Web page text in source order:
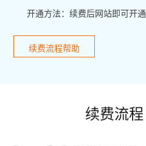
开通方法：续费后网站即可开通
续费流程帮助
续费流程